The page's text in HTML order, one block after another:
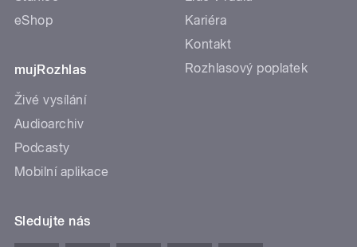
eShop
mujRozhlas
Živé vysílání
Audioarchiv
Podcasty
Mobilní aplikace
Kariéra
Kontakt
Rozhlasový poplatek
Sledujte nás